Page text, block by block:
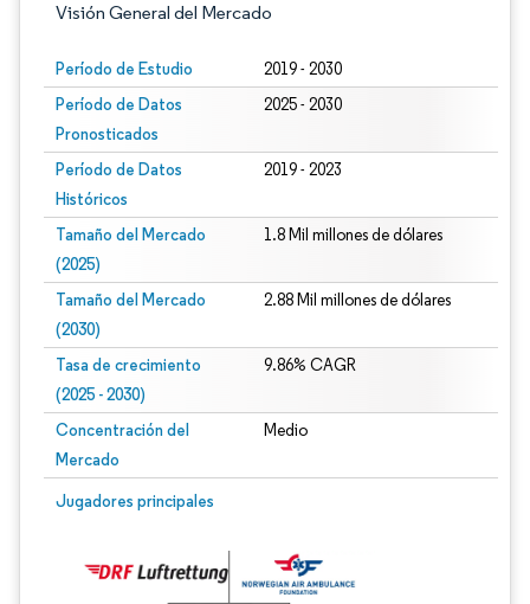
Visión General del Mercado
Período de Estudio 2019 - 2030
Período de Datos
Pronosticados
2025 - 2030
Período de Datos
Históricos
2019 - 2023
Tamaño del Mercado
(2025)
1.8 Mil millones de dólares
Tamaño del Mercado
(2030)
2.88 Mil millones de dólares
Tasa de crecimiento
(2025 - 2030)
9.86% CAGR
Concentración del
Mercado
Medio
Jugadores principales
Imagen © Mordor Intelligence. El uso requiere atribución según CC BY 4.0.